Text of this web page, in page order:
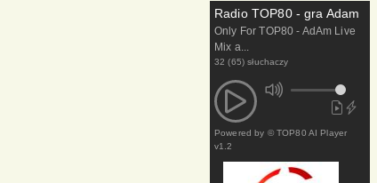
Radio TOP80 - gra Adam
Only For TOP80 - AdAm Live
Mix a...
32 (65) słuchaczy
Powered by © TOP80 AI Player
v1.2